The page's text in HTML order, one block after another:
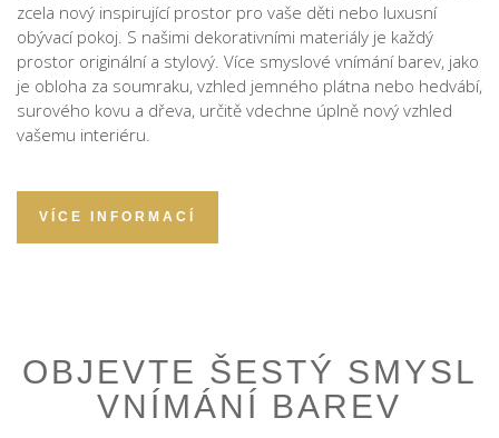
zcela nový inspirující prostor pro vaše děti nebo luxusní
obývací pokoj. S našimi dekorativními materiály je každý
prostor originální a stylový. Více smyslové vnímání barev, jako
je obloha za soumraku, vzhled jemného plátna nebo hedvábí,
surového kovu a dřeva, určitě vdechne úplně nový vzhled
vašemu interiéru.
VÍCE INFORMACÍ
OBJEVTE ŠESTÝ SMYSL
VNÍMÁNÍ BAREV